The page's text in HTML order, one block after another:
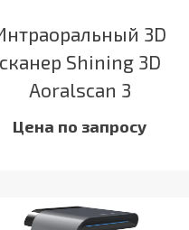
3D
сканер Shining 3D
Aoralscan 3
Цена по запросу